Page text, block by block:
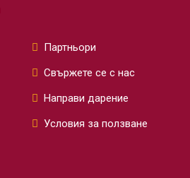
Партньори
Свържете се с нас
Направи дарение
Условия за ползване